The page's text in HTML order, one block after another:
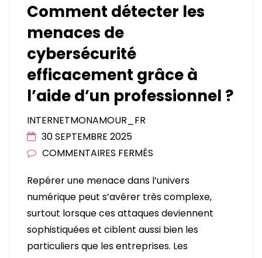
Comment détecter les
menaces de
cybersécurité
efficacement grâce à
l’aide d’un professionnel ?
INTERNETMONAMOUR_FR
30 SEPTEMBRE 2025
COMMENTAIRES FERMÉS
DÉTECTER
LES
MENACES
DE
CYBERSÉCURITÉ
Repérer une menace dans l’univers
numérique peut s’avérer très complexe,
surtout lorsque ces attaques deviennent
sophistiquées et ciblent aussi bien les
particuliers que les entreprises. Les